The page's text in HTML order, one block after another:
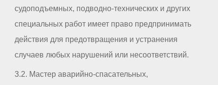
судоподъемных, подводно-технических и других
специальных работ имеет право предпринимать
действия для предотвращения и устранения
случаев любых нарушений или несоответствий.
3.2. Мастер аварийно-спасательных,